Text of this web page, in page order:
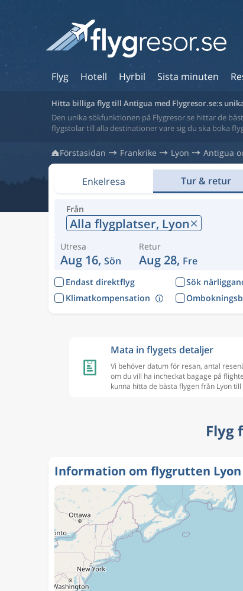
Flyg Hotell Hyrbil Sista minuten
Hitta billiga flyg till Antigua med Flygresor.se:s
Den unika sökfunktionen på Flygresor.se hittar de
flygstolar till alla destinationer vare sig du ska boka
Förstasidan Frankrike Lyon Antigua
Enkelresa Tur & retur
Från
Alla flygplatser, Lyon
Utresa
Aug 16, Sön
Retur
Aug 28, Fre
Endast direktflyg Sök
Klimatkompensation
Mata in flygets detaljer
Vi behöver datum för resan, antal
om du vill ha incheckat bagage på
kunna hitta de bästa flygen från Lyon till
Flyg
Information om flygrutten Lyon